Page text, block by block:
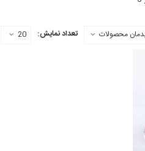
محصولات تعداد نمایش: 20